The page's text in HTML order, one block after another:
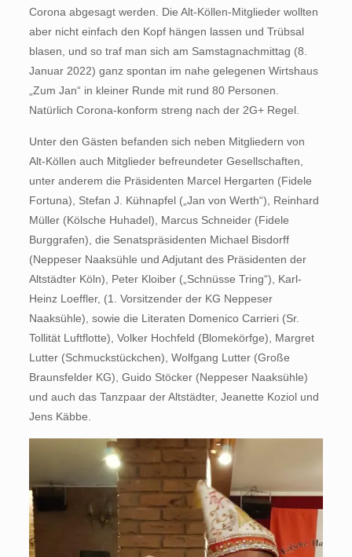
Corona abgesagt werden. Die Alt-Köllen-Mitglieder wollten
aber nicht einfach den Kopf hängen lassen und Trübsal
blasen, und so traf man sich am Samstagnachmittag (8.
Januar 2022) ganz spontan im nahe gelegenen Wirtshaus
„Zum Jan“ in kleiner Runde mit rund 80 Personen.
Natürlich Corona-konform streng nach der 2G+ Regel.
Unter den Gästen befanden sich neben Mitgliedern von
Alt-Köllen auch Mitglieder befreundeter Gesellschaften,
unter anderem die Präsidenten Marcel Hergarten (Fidele
Fortuna), Stefan J. Kühnapfel („Jan von Werth“), Reinhard
Müller (Kölsche Huhadel), Marcus Schneider (Fidele
Burggrafen), die Senatspräsidenten Michael Bisdorff
(Neppeser Naaksühle und Adjutant des Präsidenten der
Altstädter Köln), Peter Kloiber („Schnüsse Tring“), Karl-
Heinz Loeffler, (1. Vorsitzender der KG Neppeser
Naaksühle), sowie die Literaten Domenico Carrieri (Sr.
Tollität Luftflotte), Volker Hochfeld (Blomekörfge), Margret
Lutter (Schmuckstückchen), Wolfgang Lutter (Große
Braunsfelder KG), Guido Stöcker (Neppeser Naaksühle)
und auch das Tanzpaar der Altstädter, Jeanette Koziol und
Jens Käbbe.